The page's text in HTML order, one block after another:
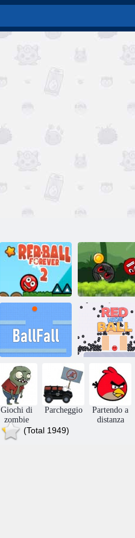
Palla rossa per
sempre 2
Palla rossa 6
Palla a
nascondino
rosso
Giochi di
zombie
Parcheggio
Partendo a
distanza
(Total 1949)